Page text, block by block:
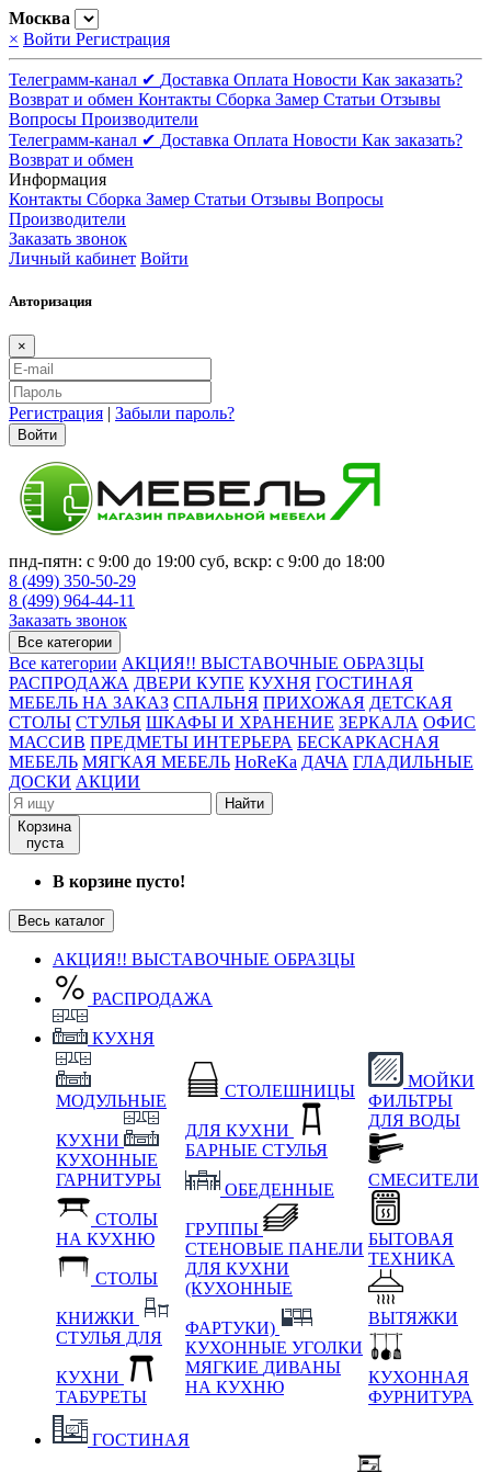
Москва
× Войти Регистрация
Телеграмм-канал ✔ Доставка Оплата Новости Как заказать?
Возврат и обмен Контакты Сборка Замер Статьи Отзывы
Вопросы Производители
Телеграмм-канал ✔ Доставка Оплата Новости Как заказать?
Возврат и обмен
Информация
Контакты Сборка Замер Статьи Отзывы Вопросы
Производители
Заказать звонок
Личный кабинет Войти
Авторизация
×
Регистрация | Забыли пароль?
Войти
пнд-пятн: с 9:00 до 19:00 суб, вскр: с 9:00 до 18:00
8 (499) 350-50-29
8 (499) 964-44-11
Заказать звонок
Все категории
Все категории АКЦИЯ!! ВЫСТАВОЧНЫЕ ОБРАЗЦЫ
РАСПРОДАЖА ДВЕРИ КУПЕ КУХНЯ ГОСТИНАЯ
МЕБЕЛЬ НА ЗАКАЗ СПАЛЬНЯ ПРИХОЖАЯ ДЕТСКАЯ
СТОЛЫ СТУЛЬЯ ШКАФЫ И ХРАНЕНИЕ ЗЕРКАЛА ОФИС
МАССИВ ПРЕДМЕТЫ ИНТЕРЬЕРА БЕСКАРКАСНАЯ
МЕБЕЛЬ МЯГКАЯ МЕБЕЛЬ HoReKa ДАЧА ГЛАДИЛЬНЫЕ
ДОСКИ АКЦИИ
Найти
Корзина
пуста
В корзине пусто!
Весь каталог
АКЦИЯ!! ВЫСТАВОЧНЫЕ ОБРАЗЦЫ
РАСПРОДАЖА
КУХНЯ
МОДУЛЬНЫЕ
КУХНИ
КУХОННЫЕ
ГАРНИТУРЫ
СТОЛЫ
НА КУХНЮ
СТОЛЫ
КНИЖКИ
СТУЛЬЯ ДЛЯ
КУХНИ
ТАБУРЕТЫ
СТОЛЕШНИЦЫ
ДЛЯ КУХНИ
БАРНЫЕ СТУЛЬЯ
ОБЕДЕННЫЕ
ГРУППЫ
СТЕНОВЫЕ ПАНЕЛИ
ДЛЯ КУХНИ
(КУХОННЫЕ
ФАРТУКИ)
КУХОННЫЕ УГОЛКИ
МЯГКИЕ ДИВАНЫ
НА КУХНЮ
МОЙКИ
ФИЛЬТРЫ
ДЛЯ ВОДЫ
СМЕСИТЕЛИ
БЫТОВАЯ
ТЕХНИКА
ВЫТЯЖКИ
КУХОННАЯ
ФУРНИТУРА
ГОСТИНАЯ